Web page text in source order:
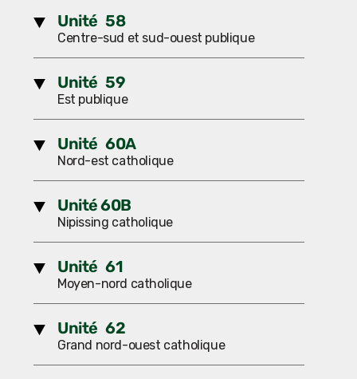
Unité 58
Centre-sud et sud-ouest publique
Unité 59
Est publique
Unité 60A
Nord-est catholique
Unité 60B
Nipissing catholique
Unité 61
Moyen-nord catholique
Unité 62
Grand nord-ouest catholique